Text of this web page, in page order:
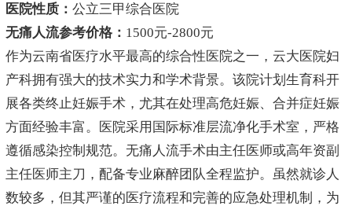
医院性质： 公立三甲综合医院
无痛人流参考价格： 1500元-2800元
作为云南省医疗水平最高的综合性医院之一，云大医院妇
产科拥有强大的技术实力和学术背景。该院计划生育科开
展各类终止妊娠手术，尤其在处理高危妊娠、合并症妊娠
方面经验丰富。医院采用国际标准层流净化手术室，严格
遵循感染控制规范。无痛人流手术由主任医师或高年资副
主任医师主刀，配备专业麻醉团队全程监护。虽然就诊人
数较多，但其严谨的医疗流程和完善的应急处理机制，为